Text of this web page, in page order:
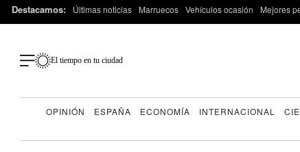
Destacamos: Últimas noticias Marruecos Vehículos ocasión Mejores
El tiempo en tu ciudad
OPINIÓN ESPAÑA ECONOMÍA INTERNACIONAL